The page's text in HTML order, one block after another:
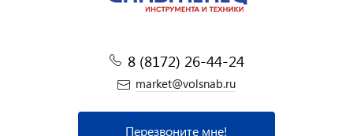
8 (8172) 26-44-24
market@volsnab.ru
Перезвоните мне!